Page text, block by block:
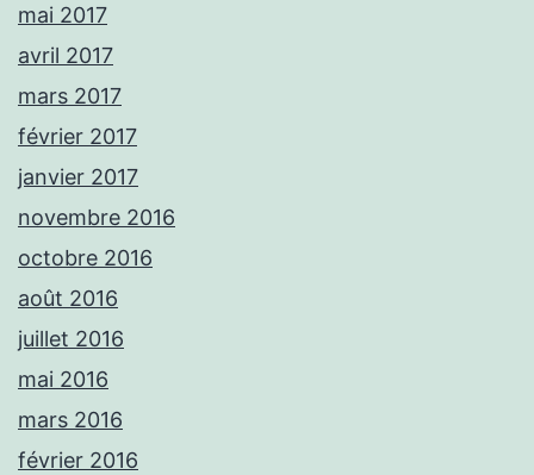
mai 2017
avril 2017
mars 2017
février 2017
janvier 2017
novembre 2016
octobre 2016
août 2016
juillet 2016
mai 2016
mars 2016
février 2016